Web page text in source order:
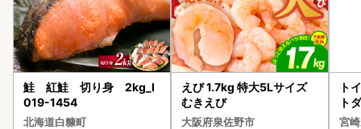
鮭 紅鮭 切り身 2kg_I
019-1454
北海道白糠町
えび 1.7kg 特大5Lサイズ
むきえび
大阪府泉佐野市
ト
ト
速
宮